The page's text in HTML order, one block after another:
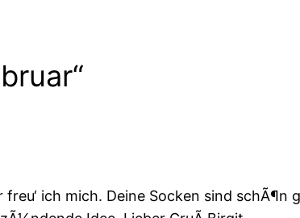
ich mich. Deine Socken sind schÃ¶n